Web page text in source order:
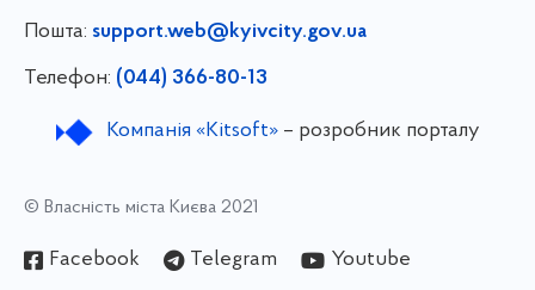
Пошта: support.web@kyivcity.gov.ua
Телефон: (044) 366-80-13
Компанія «Kitsoft»– розробник порталу
© Власність міста Києва 2021
Facebook Telegram Youtube